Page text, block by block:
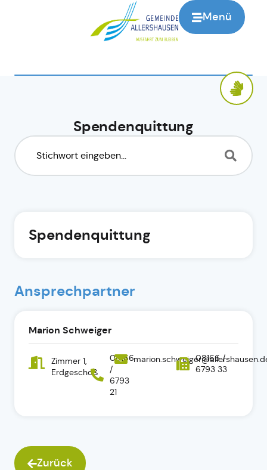
Menü
Spendenquittung
Spendenquittung
Ansprechpartner
Marion Schweiger
Zimmer 1,
Erdgeschoß
08166
/
6793
21
08166 /
6793 33
Zurück